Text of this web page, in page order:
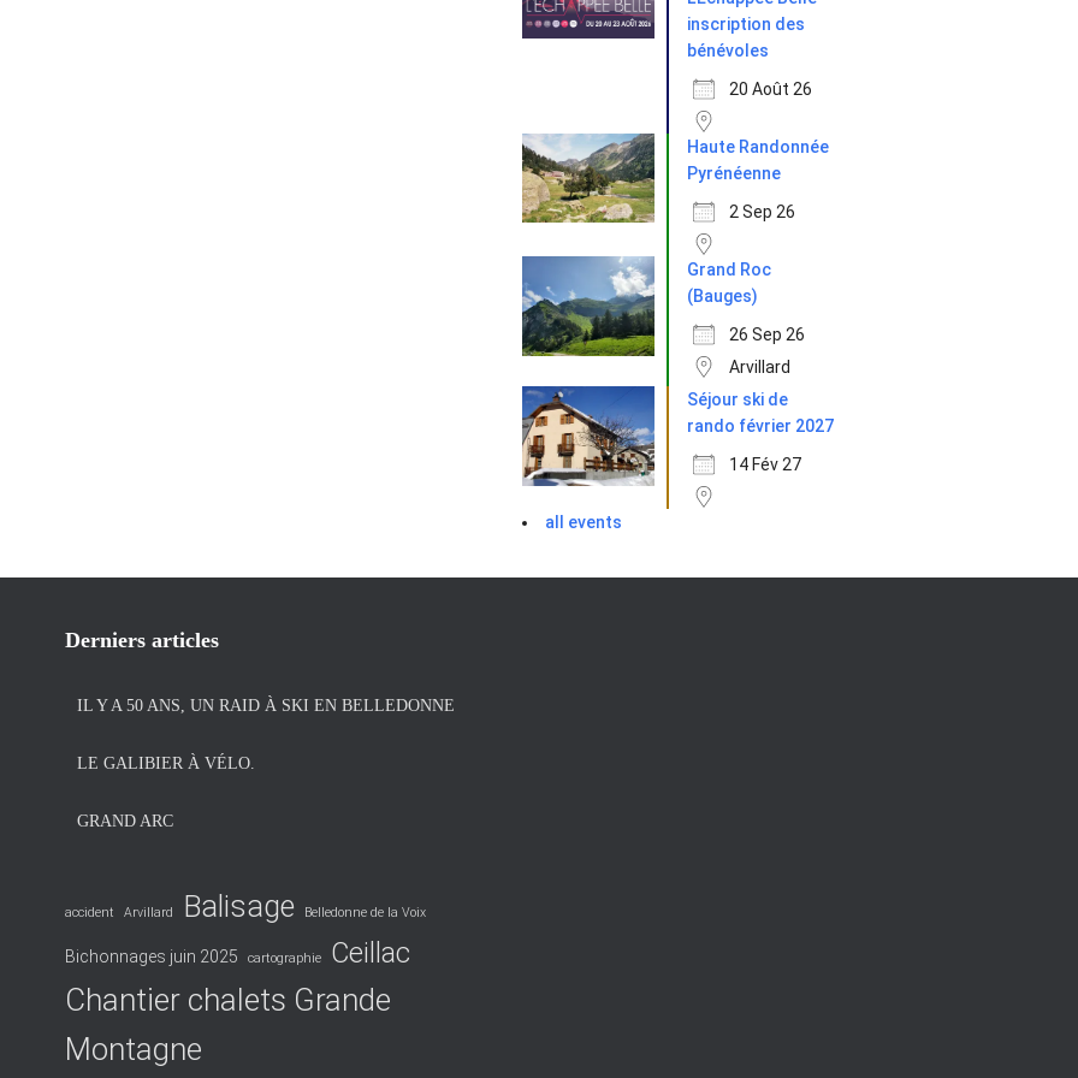
inscription des
bénévoles
20 Août 26
Haute Randonnée
Pyrénéenne
2 Sep 26
Grand Roc
(Bauges)
26 Sep 26
Arvillard
Séjour ski de
rando février 2027
14 Fév 27
all events
Derniers articles
IL Y A 50 ANS, UN RAID À SKI EN BELLEDONNE
LE GALIBIER À VÉLO.
GRAND ARC
accident Arvillard Balisage Belledonne de la Voix
Bichonnages juin 2025 cartographie Ceillac
Chantier chalets Grande
Montagne